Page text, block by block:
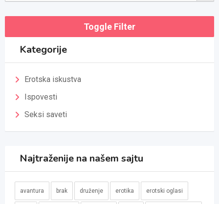
Toggle Filter
Kategorije
Erotska iskustva
Ispovesti
Seksi saveti
Najtraženije na našem sajtu
avantura brak druženje erotika erotski oglasi